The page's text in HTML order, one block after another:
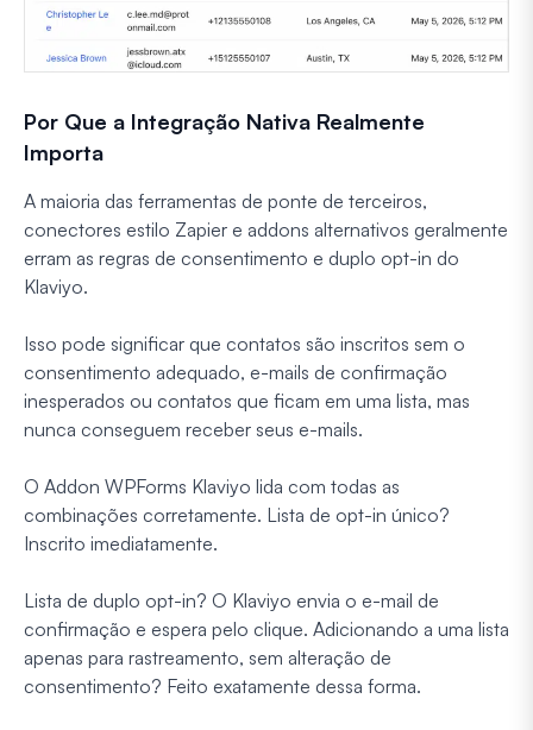
Por Que a Integração Nativa Realmente
Importa
A maioria das ferramentas de ponte de terceiros,
conectores estilo Zapier e addons alternativos geralmente
erram as regras de consentimento e duplo opt-in do
Klaviyo.
Isso pode significar que contatos são inscritos sem o
consentimento adequado, e-mails de confirmação
inesperados ou contatos que ficam em uma lista, mas
nunca conseguem receber seus e-mails.
O Addon WPForms Klaviyo lida com todas as
combinações corretamente. Lista de opt-in único?
Inscrito imediatamente.
Lista de duplo opt-in? O Klaviyo envia o e-mail de
confirmação e espera pelo clique. Adicionando a uma lista
apenas para rastreamento, sem alteração de
consentimento? Feito exatamente dessa forma.